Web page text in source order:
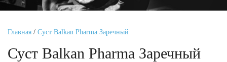
Главная / Суст Balkan Pharma Заречный
Суст Balkan Pharma Заречный